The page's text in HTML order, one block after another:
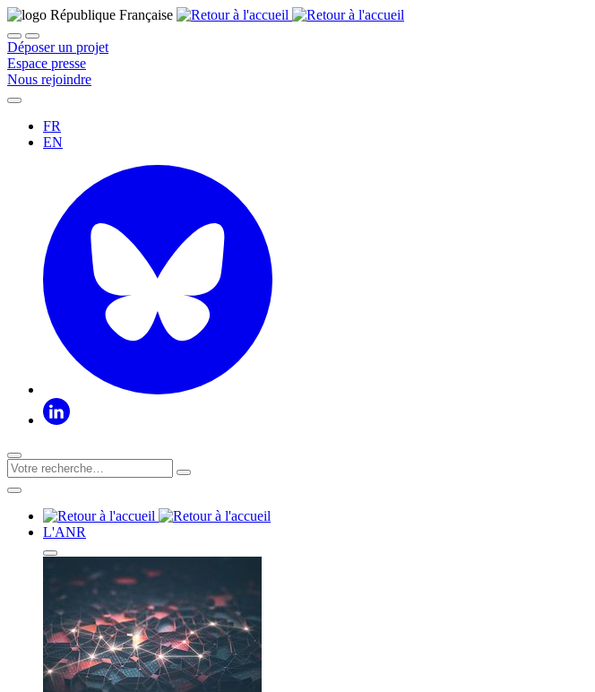
Déposer un projet
Espace presse
Nous rejoindre
FR
EN
L'ANR